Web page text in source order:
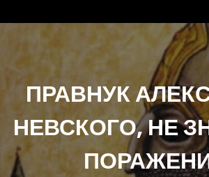
ПРАВНУК
НЕВСКОГО, НЕ